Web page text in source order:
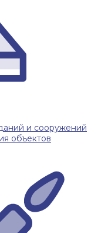
и сооружений
объектов